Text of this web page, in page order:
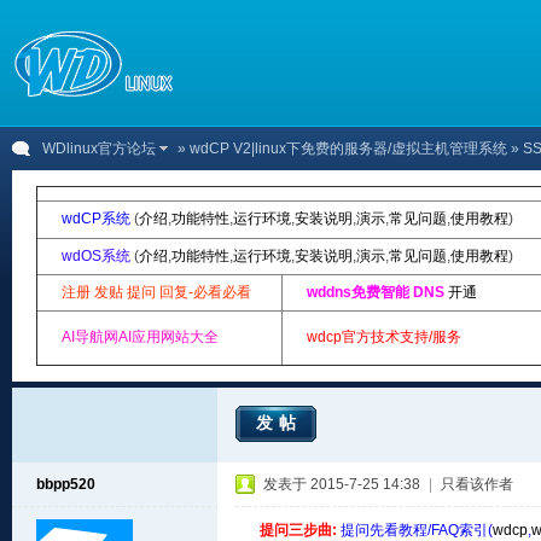
WDlinux官方论坛 » wdCP V2|linux下免费的服务器/虚拟主机管理系统 »
wdCP系统 (介绍,功能特性,运行环境,安装说明 ,演示,常见问题,使用教程)
wdOS系统 (介绍,功能特性,运行环境,安装说明 ,演示,常见问题,使用教程)
注册 发贴 提问 回复-必看必看 wddns免费智能 DNS 开通
AI导航网AI应用网站大全 wdcp官方技术支持/服务
发帖
bbpp520 发表于 2015-7-25 14:38 只看该作者
提问三步曲: 提问先看教程/FAQ索引(wdcp,